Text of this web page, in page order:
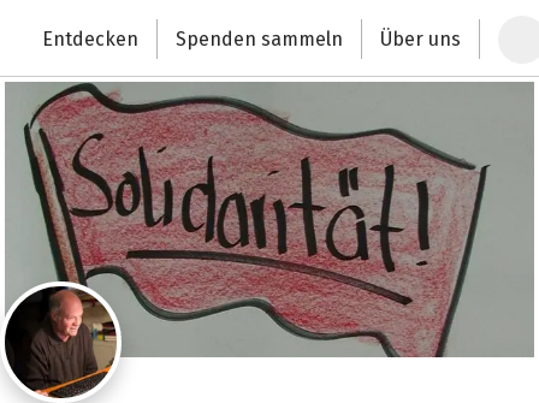
Deutschlands größte Spendenplattform
Entdecken Spenden sammeln Über uns